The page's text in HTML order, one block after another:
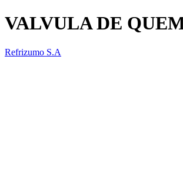
VALVULA DE
Refrizumo S.A